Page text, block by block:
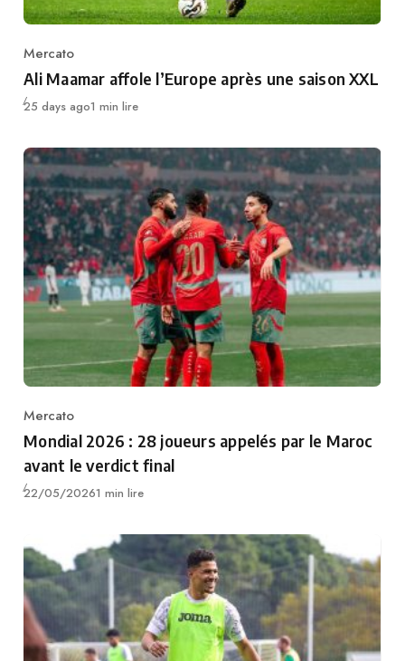
Category
Mercato
Ali Maamar affole l’Europe après une saison XXL
Publié
25 days ago1 min lire
Category
Mercato
Mondial 2026 : 28 joueurs appelés par le Maroc
avant le verdict final
Publié
22/05/20261 min lire